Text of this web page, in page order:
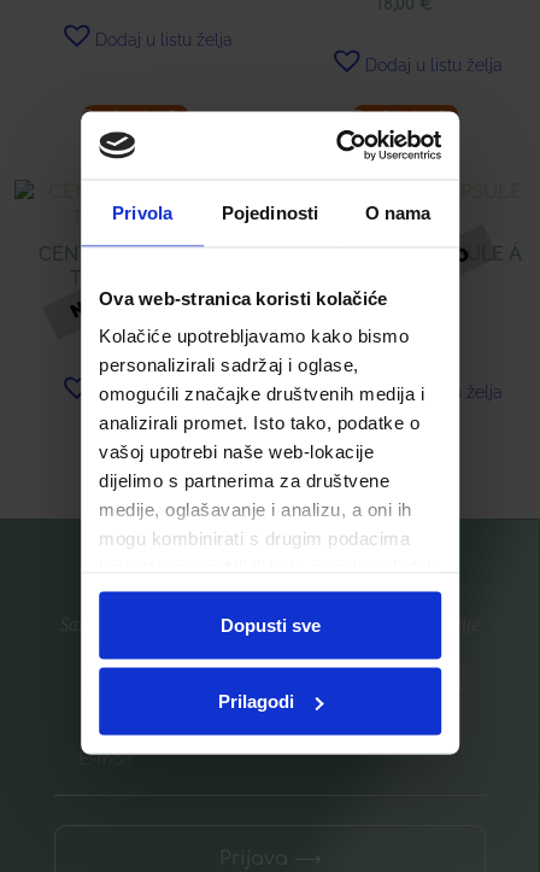
Privola Pojedinosti O nama
Ova web-stranica koristi kolačiće
Kolačiće upotrebljavamo kako bismo
personalizirali sadržaj i oglase,
omogućili značajke društvenih medija i
analizirali promet. Isto tako, podatke o
vašoj upotrebi naše web-lokacije
dijelimo s partnerima za društvene
medije, oglašavanje i analizu, a oni ih
mogu kombinirati s drugim podacima
ste upotrebljavali njihove usluge.
Dopusti sve
Prilagodi
Dodaj u listu želja
Pročitaj više
18,00 €
Dodaj u listu želja
Pročitaj više
CENTRAVIT ŠUMEĆE
TABLETE Á 20
6,79 €
Dodaj u listu želja
Pročitaj više
ANTISKLERIN KAPSULE Á
14,00
Dodaj u listu želja
Pročitaj više
Saznajte prvi za nove proizvode i ekskluzivne promocije
Prijavite se na listu za novosti
Prijava ⟶